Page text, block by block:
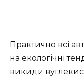
Практично всі
на екологічні
викиди